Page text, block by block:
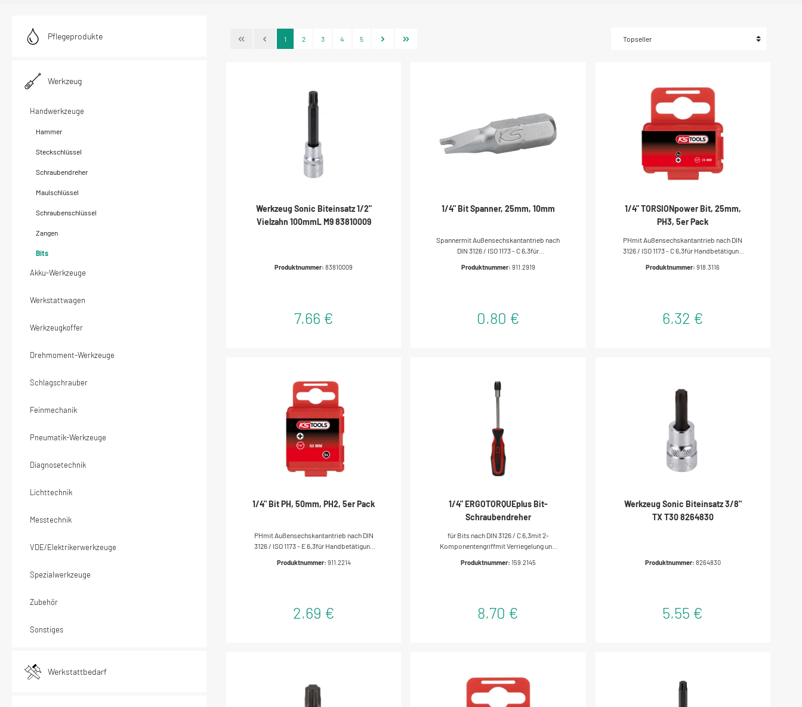
Pflegeprodukte
Werkzeug
Handwerkzeuge
Hammer
Steckschlüssel
Schraubendreher
Maulschlüssel
Schraubenschlüssel
Zangen
Bits
Akku-Werkzeuge
Werkstattwagen
Werkzeugkoffer
Drehmoment-Werkzeuge
Schlagschrauber
Feinmechanik
Pneumatik-Werkzeuge
Diagnosetechnik
Lichttechnik
Messtechnik
VDE/Elektrikerwerkzeuge
Spezialwerkzeuge
Zubehör
Sonstiges
Werkstattbedarf
1 2 3 4 5
Werkzeug Sonic Biteinsatz 1/2"
Vielzahn 100mmL M9 83810009
Produktnummer:83810009
7,66 €
1/4" Bit Spanner, 25mm, 10mm
Spannermit Außensechskantantrieb nach
DIN 3126 / ISO 1173 - C 6,3für
Elektroschrauberideal geeignet für
Produktnummer: 911.2919
0,80 €
1/4" TORSIONpower Bit, 25mm,
PH3, 5er Pack
PHmit Außensechskantantrieb nach DIN
3126 / ISO 1173 - C 6,3für Handbetätigung
geeignet für Verschraubungen in Handwerk
LebensdauervernickeltSpezial-
Werkzeugstahl
Produktnummer:918.3116
6,32 €
1/4" Bit PH, 50mm, PH2, 5er Pack
PHmit Außensechskantantrieb nach DIN
3126 / ISO 1173 - E 6,3für Handbetätigung
Verschraubungen in Handwerk und
Produktnummer: 911.2214
2,69 €
1/4" ERGOTORQUEplus Bit-
Schraubendreher
für Bits nach DIN 3126 / C 6,3mit 2-
Komponentengriffmit Verriegelung und
Drehkraftübertragungmit MagnetKlinge
Produktnummer: 159.2145
8,70 €
Werkzeug Sonic Biteinsatz 3/8"
TX T30 8264830
Produktnummer: 8264830
5,55 €